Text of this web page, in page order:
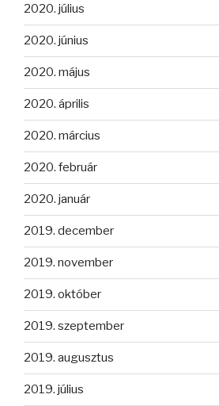
2020. július
2020. június
2020. május
2020. április
2020. március
2020. február
2020. január
2019. december
2019. november
2019. október
2019. szeptember
2019. augusztus
2019. július